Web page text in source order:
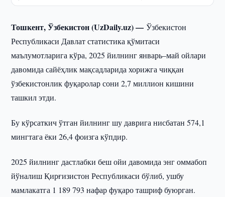
Тошкент, Ўзбекистон (UzDaily.uz) —Ўзбекистон
Республикаси Давлат статистика қўмитаси
маълумотларига кўра, 2025 йилнинг январь–май ойлари
давомида сайёҳлик мақсадларида хорижга чиққан
ўзбекистонлик фуқаролар сони 2,7 миллион кишини
ташкил этди.
Бу кўрсаткич ўтган йилнинг шу даврига нисбатан 574,1
мингтага ёки 26,4 фоизга кўпдир.
2025 йилнинг дастлабки беш ойи давомида энг оммабоп
йўналиш Қирғизистон Республикаси бўлиб, ушбу
мамлакатга 1 189 793 нафар фуқаро ташриф буюрган.